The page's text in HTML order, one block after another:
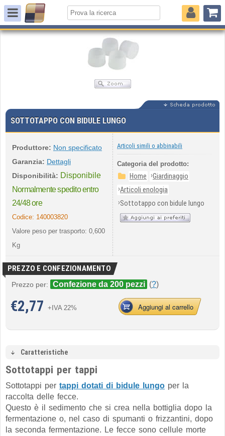
SOTTOTAPPO CON BIDULE LUNGO
Produttore: Non specificato
Garanzia: Dettagli
Disponibilità: Disponibile
Normalmente spedito entro
24/48 ore
Codice: 140003820
Valore peso per trasporto: 0,600
Kg
Articoli simili o abbinabili
Categoria del prodotto:
Home ›Giardinaggio
›Articoli enologia
›Sottotappo con bidule lungo
PREZZO E CONFEZIONAMENTO
Prezzo per: Confezione da 200 pezzi (?)
€2,77 +IVA 22% Aggiungi al carrello
Caratteristiche
Sottotappi per tappi
Sottotappi per tappi dotati di bidule lungo per la
raccolta delle fecce.
Questo è il sedimento che si crea nella bottiglia dopo la
fermentazione o, nel caso di spumanti o frizzantini, dopo
la seconda fermentazione. Le fecce sono cellule morte